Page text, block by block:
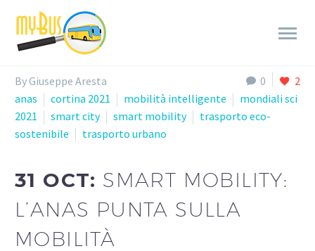
0 2
By Giuseppe Aresta
anas
cortina 2021 mobilità intelligente
mondiali sci
2021
smart city smart mobility
trasporto eco-
sostenibile
trasporto urbano
31 OCT: SMART MOBILITY:
L’ANAS PUNTA SULLA
MOBILITÀ